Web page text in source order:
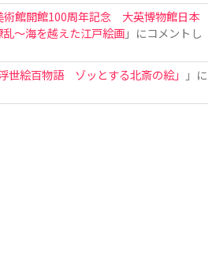
術館開館100周年記念 大英博物館日本
～海を越えた江戸絵画」にコメントし
世絵百物語 ゾッとする北斎の絵」
」に